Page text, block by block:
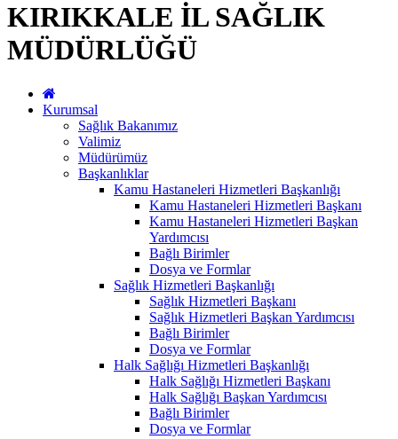
KIRIKKALE İL SAĞLIK
MÜDÜRLÜĞÜ
Kurumsal
Sağlık Bakanımız
Valimiz
Müdürümüz
Başkanlıklar
Kamu Hastaneleri Hizmetleri Başkanlığı
Kamu Hastaneleri Hizmetleri Başkanı
Kamu Hastaneleri Hizmetleri Başkan
Yardımcısı
Bağlı Birimler
Dosya ve Formlar
Sağlık Hizmetleri Başkanlığı
Sağlık Hizmetleri Başkanı
Sağlık Hizmetleri Başkan Yardımcısı
Bağlı Birimler
Dosya ve Formlar
Halk Sağlığı Hizmetleri Başkanlığı
Halk Sağlığı Hizmetleri Başkanı
Halk Sağlığı Başkan Yardımcısı
Bağlı Birimler
Dosya ve Formlar